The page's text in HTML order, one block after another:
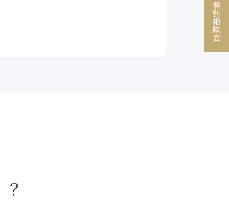
個別相談会